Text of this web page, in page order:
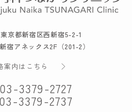
京都新宿区西新宿5-2-1
宿アネックス2F（201-2）
案内はこちら
03-3379-2727
3379-2737